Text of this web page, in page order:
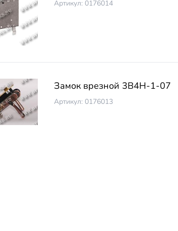
Артикул: 0176014
Замок врезной 3В4Н-1-07
Артикул: 0176013